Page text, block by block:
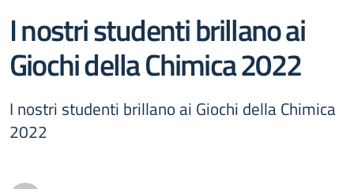
I nostri studenti brillano ai
Giochi della Chimica 2022
I nostri studenti brillano ai Giochi della Chimica
2022